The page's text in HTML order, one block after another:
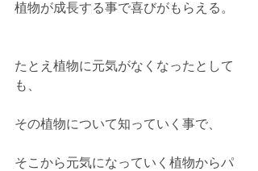
植物が成長する事で喜びがもらえる。
たとえ植物に元気がなくなったとして
も、
その植物について知っていく事で、
そこから元気になっていく植物からパ